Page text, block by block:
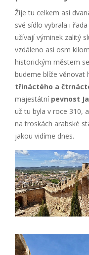
Žije tu celkem asi
své sídlo vybrala i
užívají výminek zalitý
vzdáleno asi osm
historickým městem
budeme blíže věnovat
třináctého a
majestátní pevnost
už tu byla v roce 310,
na troskách arabské
jakou vidíme dnes.